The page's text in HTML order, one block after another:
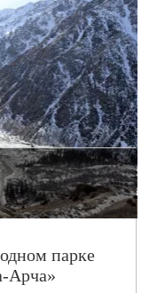
парке
Арча»